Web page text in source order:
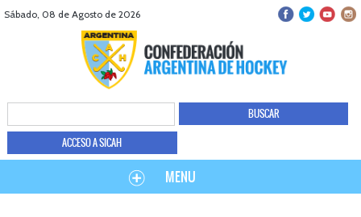
Sábado, 08 de Agosto de 2026
ACCESO A SICAH
MENU